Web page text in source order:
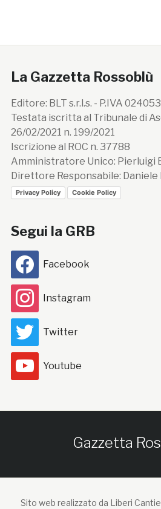
La Gazzetta Rossoblù
Editore: BLT s.r.l.s. - P.IVA
Testata iscritta al Tribunale di
26/02/2021 n. 199/2021
Iscrizione al ROC n. 37788
Amministratore Unico: Pierluigi
Direttore Responsabile:
Privacy Policy Cookie Policy
Segui la GRB
Facebook
Instagram
Twitter
Youtube
Gazzetta
Sito web realizzato da Liberi